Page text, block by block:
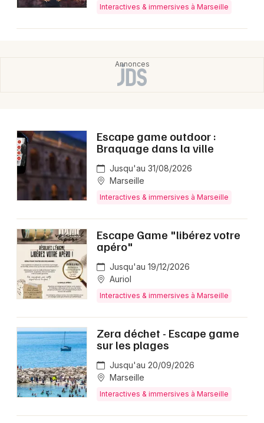
Je m'abonne
Interactives & immersives à Marseille
Escape game outdoor :
Braquage dans la ville
Jusqu'au 31/08/2026
Marseille
Interactives & immersives à Marseille
Escape Game "libérez votre
apéro"
Jusqu'au 19/12/2026
Auriol
Interactives & immersives à Marseille
Zera déchet - Escape game
sur les plages
Jusqu'au 20/09/2026
Marseille
Interactives & immersives à Marseille